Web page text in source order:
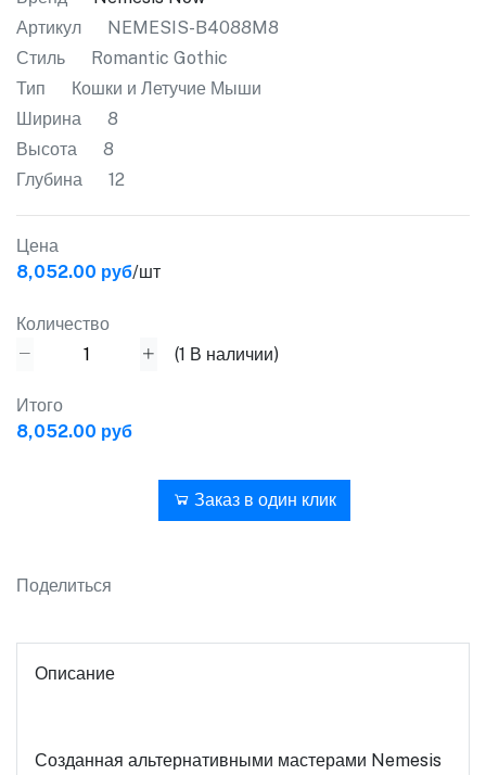
Артикул
NEMESIS-B4088M8
Стиль
Romantic Gothic
Тип
Кошки и Летучие Мыши
Ширина
8
Высота
8
Глубина
12
Цена
8,052.00 руб/шт
Количество
(1 В наличии)
Итого
8,052.00 руб
Заказ в один клик
Поделиться
Описание
Созданная альтернативными мастерами Nemesis